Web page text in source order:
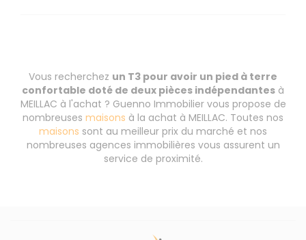
Vous recherchez un T3 pour avoir un pied à terre
confortable doté de deux pièces indépendantes à
MEILLAC à l'achat ? Guenno Immobilier vous propose de
nombreuses maisons à la achat à MEILLAC. Toutes nos
maisons sont au meilleur prix du marché et nos
nombreuses agences immobilières vous assurent un
service de proximité.